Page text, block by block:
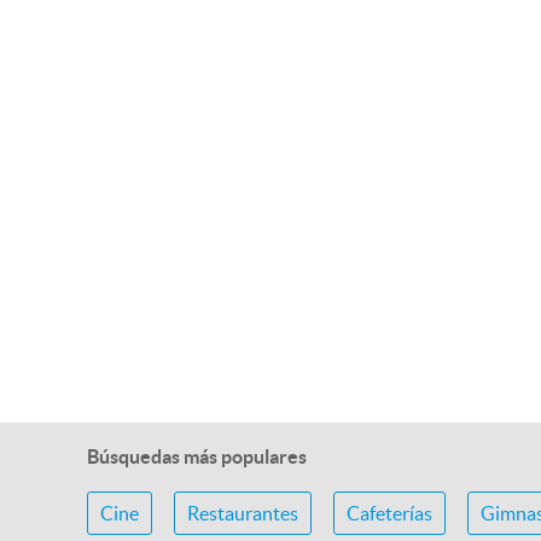
Búsquedas más populares
Cine Restaurantes Cafeterías